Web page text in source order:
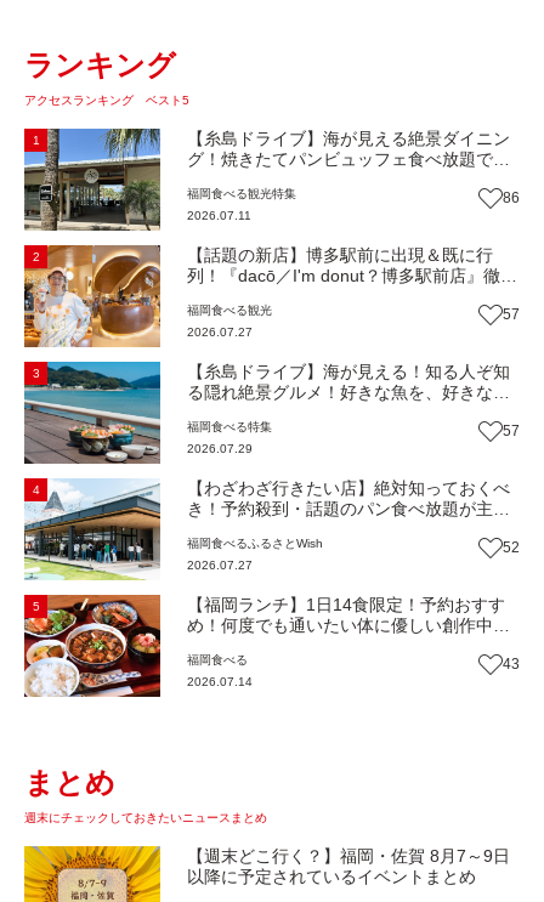
ランキング
アクセスランキング ベスト5
1
【糸島ドライブ】海が見える絶景ダイニン
グ！焼きたてパンビュッフェ食べ放題で大
Beach Cafe』（福岡・糸島市）【まち歩
き】
福岡食べる観光特集
2026.07.11
86
2
【話題の新店】博多駅前に出現＆既に行
列！『dacō／I'm donut？博多駅前店』徹底
しみ方＆イチオシメニューも紹介！（福岡
市博多区）【まち歩き】
福岡食べる観光
2026.07.27
57
3
【糸島ドライブ】海が見える！知る人ぞ知
る隠れ絶景グルメ！好きな魚を、好きなだ
堂』（福岡市西区）【まち歩き】
福岡食べる特集
2026.07.29
57
4
【わざわざ行きたい店】絶対知っておくべ
き！予約殺到・話題のパン食べ放題が主
『bound garden』（福岡・新宮町）【まち
歩き】
福岡食べる ふるさとWish
2026.07.27
52
5
【福岡ランチ】1日14食限定！予約おすす
め！何度でも通いたい体に優しい創作中華
【まち歩き】
福岡食べる
2026.07.14
43
まとめ
週末にチェックしておきたいニュースまとめ
【週末どこ行く？】福岡・佐賀 8月7～9日
以降に予定されているイベントまとめ